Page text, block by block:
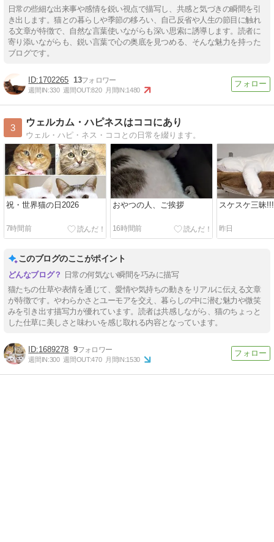
日常の些細な出来事や感情を鋭い視点で描写し、共感と気づきの瞬間を引
き出します。猫との暮らしや季節の移ろい、自己反省や人生の節目に触れ
る文章が特徴で、自然な言葉使いながらも深い思索に誘導します。読者に
寄り添いながらも、鋭い言葉で心の奥底を見つめる、そんな魅力を持った
ブログです。
1702265 13
週間IN:330 週間OUT:820 月間IN:1480
3
ウェルカム・ハピネスはココにあり
ウェル・ハピ・ネス・ココとの日常を綴ります。
祝・世界猫の日2026
7時間前
おやつの人、ご挨拶
16時間前
スケスケ三昧!!!
昨日
このブログのここがポイント
日常の何気ない瞬間を巧みに描写
猫たちの仕草や表情を通じて、愛情や気持ちの動きをリアルに伝える文章
が特徴です。やわらかさとユーモアを交え、暮らしの中に潜む魅力や微笑
みを引き出す描写力が優れています。読者は共感しながら、猫のちょっと
した仕草に美しさと味わいを感じ取れる内容となっています。
1689278 9
週間IN:300 週間OUT:470 月間IN:1530